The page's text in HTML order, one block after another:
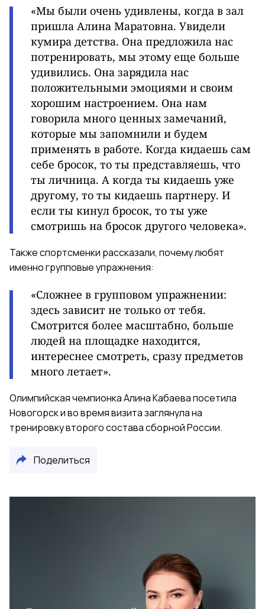
«Мы были очень удивлены, когда в зал
пришла Алина Маратовна. Увидели
кумира детства. Она предложила нас
потренировать, мы этому еще больше
удивились. Она зарядила нас
положительными эмоциями и своим
хорошим настроением. Она нам
говорила много ценных замечаний,
которые мы запомнили и будем
применять в работе. Когда кидаешь сам
себе бросок, то ты представляешь, что
ты личница. А когда ты кидаешь уже
другому, то ты кидаешь партнеру. И
если ты кинул бросок, то ты уже
смотришь на бросок другого человека».
Также спортсменки рассказали, почему любят
именно групповые упражнения:
«Сложнее в групповом упражнении:
здесь зависит не только от тебя.
Смотрится более масштабно, больше
людей на площадке находится,
интереснее смотреть, сразу предметов
много летает».
Олимпийская чемпионка Алина Кабаева посетила
Новогорск и во время визита заглянула на
тренировку второго состава сборной России.
Поделиться